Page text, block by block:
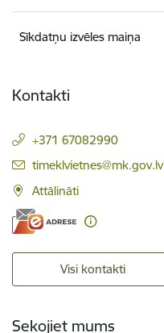
Sīkdatņu izvēles maiņa
Kontakti
+371 67082990
E-pasts:
timeklvietnes@mk.gov.lv
Attālināti
Visi kontakti
Sekojiet mums